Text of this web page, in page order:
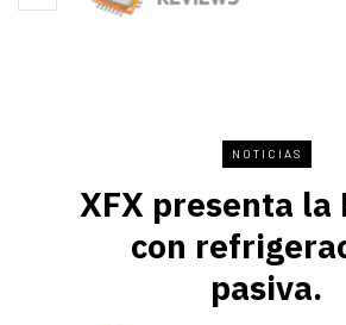
NOTICIAS
XFX presenta la
con
pasiva.